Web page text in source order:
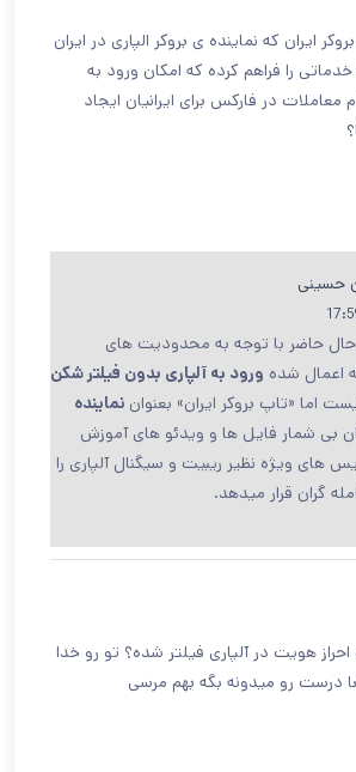
ایران که نماینده ی بروکر الپاری در ایران
را فراهم کرده که امکان ورود به
معاملات در فارکس برای ایرانیان ایجاد
حسینی
حال حاضر با توجه به محدودیت های
اعمال شده ورود به آلپاری بدون فیلتر شکن
اما «تاپ بروکر ایران» بعنوان نماینده
بی شمار فایل ها و ویدئو های آموزش
های ویژه نظیر ریبیت و سیگنال آلپاری را
گران قرار میدهد.
احراز هویت در آلپاری فیلتر شده؟ تو رو خدا
درست رو میدونه بگه بهم مرسی